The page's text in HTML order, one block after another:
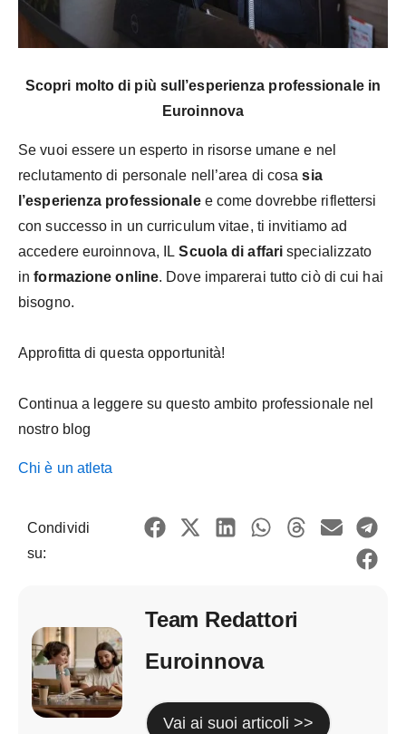
Scopri molto di più sull’esperienza professionale in
Euroinnova
Se vuoi essere un esperto in risorse umane e nel
reclutamento di personale nell’area di cosasia
l’esperienza professionalee come dovrebbe riflettersi
con successo in un curriculum vitae, ti invitiamo ad
accedere euroinnova, ILScuola di affari specializzato
informazione online. Dove imparerai tutto ciò di cui hai
bisogno.
Approfitta di questa opportunità!
Continua a leggere su questo ambito professionale nel
nostro blog
Chi è un atleta
Condividi
su:
Team Redattori
Euroinnova
Vai ai suoi articoli >>